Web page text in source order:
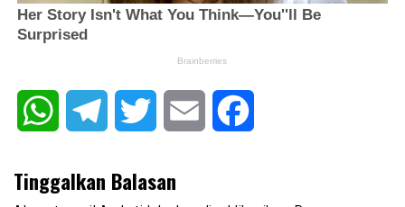
WhatsAppTelegram Twitter Email
Tinggalkan Balasan